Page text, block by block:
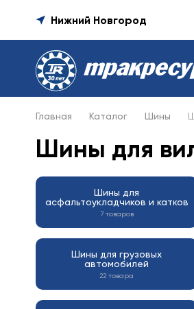
Нижний Новгород
Главная Каталог Шины
Шины для
Шины для
асфальтоукладчиков и катков
7 товаров
Шины для грузовых
автомобилей
22 товара